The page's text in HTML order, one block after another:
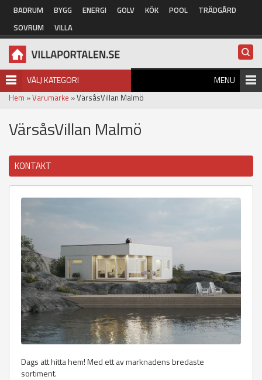
Hoppa till huvudinnehåll
BADRUM BYGG ENERGI GOLV KÖK POOL
TRÄDGÅRD
SOVRUM
VILLA
VÄLJ KATEGORI MENU
Hem »Varumärke » VärsåsVillan Malmö
VärsåsVillan Malmö
KONTAKT
Dags att hitta hem! Med ett av marknadens bredaste
sortiment.